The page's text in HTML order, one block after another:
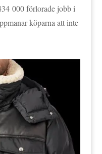
000 förlorade jobb i
köparna att inte